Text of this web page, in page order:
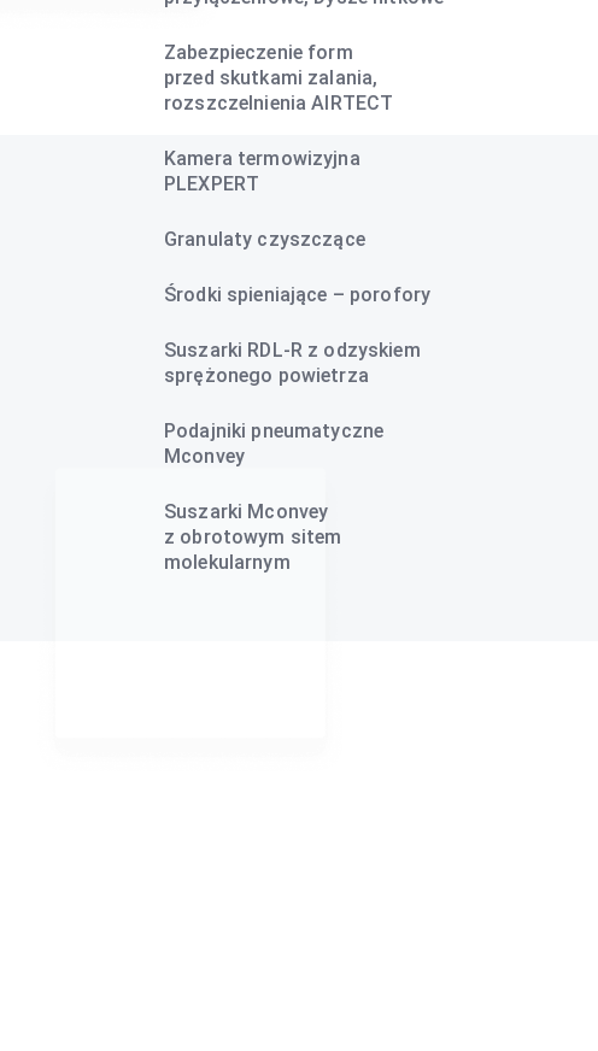
Zabezpieczenie form
przed skutkami zalania,
rozszczelnienia AIRTECT
Kamera termowizyjna
PLEXPERT
Granulaty czyszczące
Środki spieniające – porofory
Suszarki RDL-R z odzyskiem
sprężonego powietrza
Podajniki pneumatyczne
Mconvey
Suszarki Mconvey
z obrotowym sitem
molekularnym